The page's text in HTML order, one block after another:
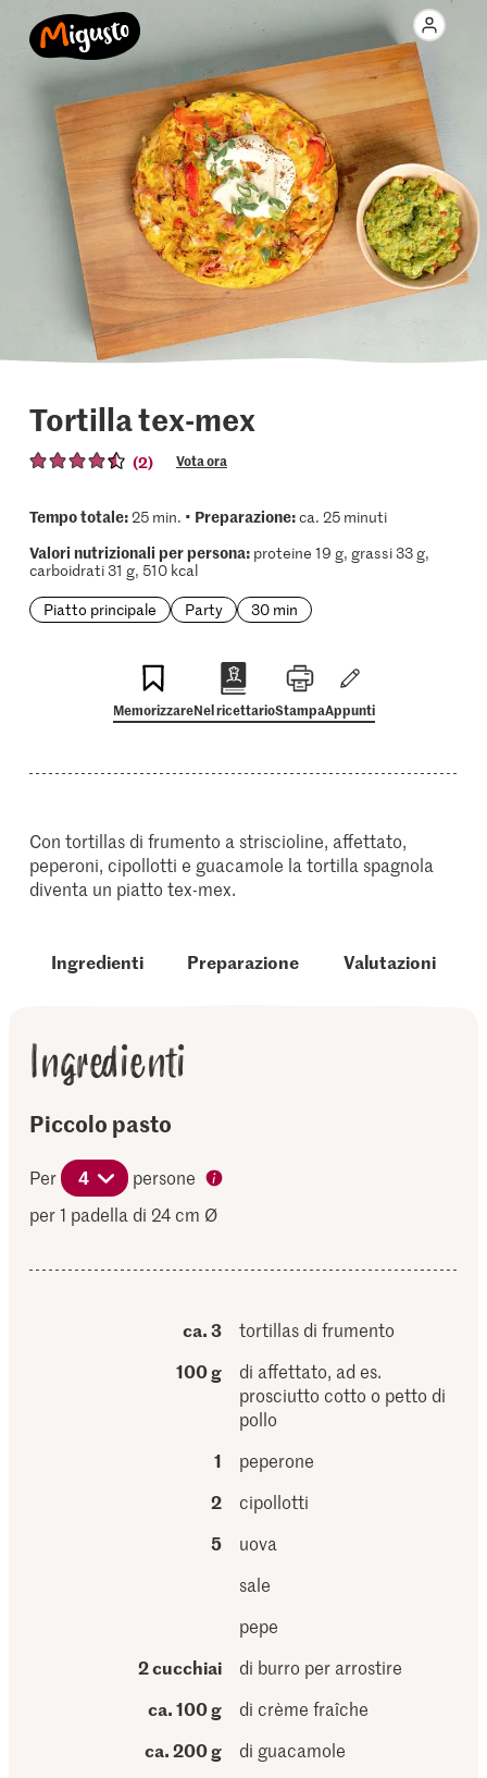
Tortilla tex-mex
(2) Vota ora
Tempo totale:25 min. • Preparazione:ca. 25 minuti
Valori nutrizionali per persona:proteine 19 g, grassi 33 g,
carboidrati 31 g, 510 kcal
Piatto principale
Party 30 min
MemorizzareNel ricettarioStampaAppunti
Con tortillas di frumento a striscioline, affettato,
peperoni, cipollotti e guacamole la tortilla spagnola
diventa un piatto tex-mex.
Ingredienti Preparazione Valutazioni
Ingredienti
Piccolo pasto
Per 4
persone
per 1 padella di 24 cm Ø
ca. 3
tortillas di frumento
100 g
di affettato, ad es.
prosciutto cotto o petto di
pollo
1
peperone
2
cipollotti
5
uova
sale
pepe
2 cucchiai
di burro per arrostire
ca. 100 g
di crème fraîche
ca. 200 g
di guacamole